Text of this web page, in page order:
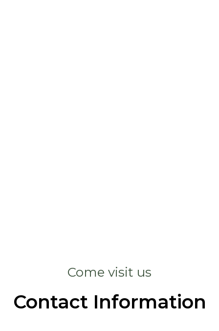
Come visit us
Contact Information